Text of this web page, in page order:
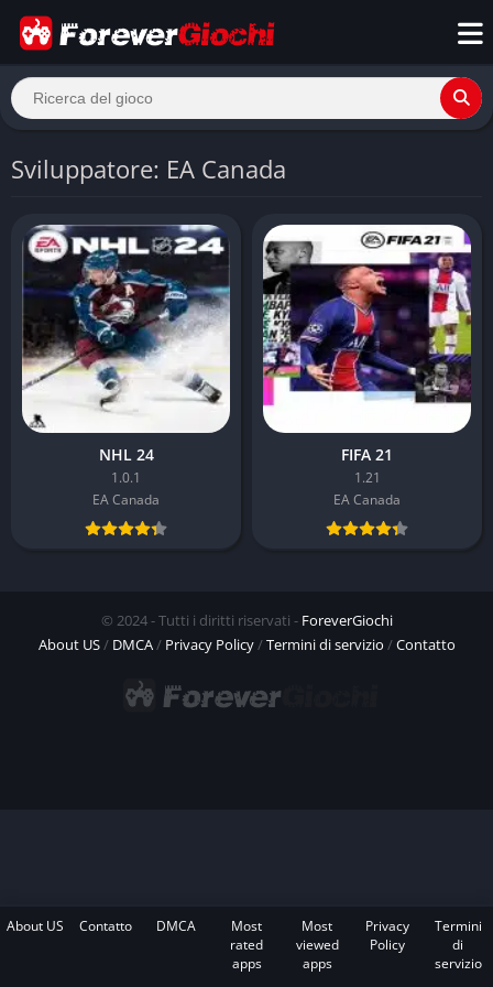
Sviluppatore: EA Canada
NHL 24
1.0.1
EA Canada
FIFA 21
1.21
EA Canada
© 2024 - Tutti i diritti riservati - ForeverGiochi
About US/ DMCA/ Privacy Policy/Termini di servizio /Contatto
About US Contatto DMCA
Most
rated
apps
Most
viewed
apps
Privacy
Policy
Termini
di
servizio